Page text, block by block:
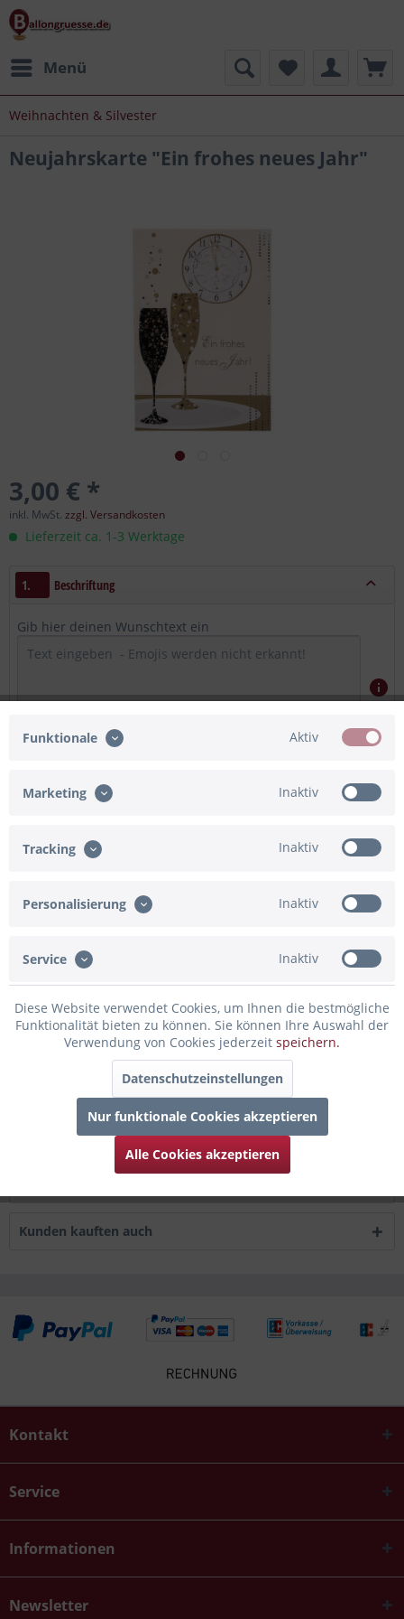
Menü
Weihnachten & Silvester
Neujahrskarte "Ein frohes neues Jahr"
3,00 € *
inkl. MwSt. zzgl. Versandkosten
Lieferzeit ca. 1-3 Werktage
1. Beschriftung
Gib hier deinen Wunschtext ein
Maximum Zeichen = 400, noch verfügbar =
Artikel-Nr.: GK025
Beschreibung
Bewertungen
0
Bewertungen lesen, schreiben und diskutieren...
Infos zum Hersteller
Folgende Infos zum Hersteller sind verfübar......mehr
Kunden kauften auch
Kontakt
Service
Informationen
Newsletter
Funktionale Aktiv
Marketing Inaktiv
Tracking Inaktiv
Personalisierung Inaktiv
Service Inaktiv
Diese Website verwendet Cookies, um Ihnen die bestmögliche
Funktionalität bieten zu können. Sie können Ihre Auswahl der
Verwendung von Cookies jederzeit speichern.
Datenschutzeinstellungen
Nur funktionale Cookies akzeptieren
Alle Cookies akzeptieren